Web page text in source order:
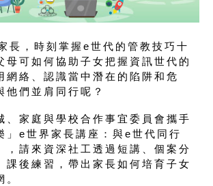
長，時刻掌握e世代的管教技巧十
母可如何協助子女把握資訊世代的
網絡、認識當中潛在的陷阱和危
他們並肩同行呢？
、家庭與學校合作事宜委員會攜手
」e世界家長講座：與e世代同行
，請來資深社工透過短講、個案分
課後練習，帶出家長如何培育子女